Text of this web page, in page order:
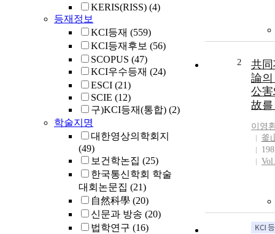
KERIS(RISS) (4)
등재정보
KCI등재 (559)
KCI등재후보 (56)
SCOPUS (47)
KCI우수등재 (24)
ESCI (21)
SCIE (12)
구)KCI등재(통합) (2)
학술지명
대한영상의학회지
(49)
보건학논집 (25)
한국통신학회 학술
대회논문집 (21)
自然科學 (20)
신문과 방송 (20)
법학연구 (16)
2
共同
論의
公害
故를
이영
釜